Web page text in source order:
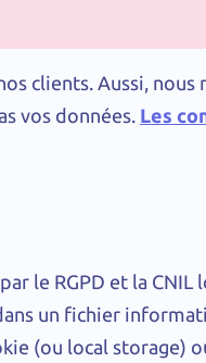
clients. Aussi, nous
vos données. Les
le RGPD et la CNIL
un fichier
(ou local storage)